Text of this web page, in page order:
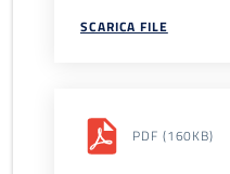
SCARICA FILE
PDF (160KB)